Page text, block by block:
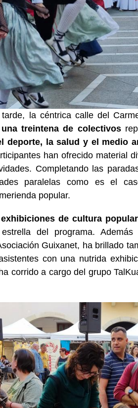
la céntrica calle del
treintena de colectivos
deporte, la salud y el medio
han ofrecido material
Completando las
paralelas como es el
popular.
exhibiciones de cultura popular
del programa.
Guixanet, ha brillado
con una nutrida
corrido a cargo del grupo